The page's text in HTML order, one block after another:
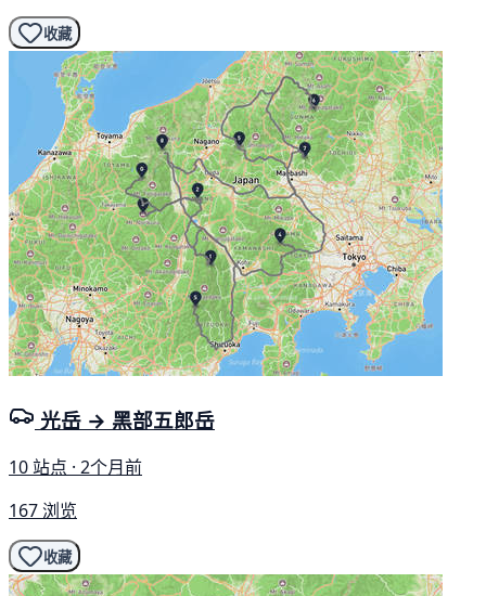
收藏
光岳 → 黑部五郎岳
10 站点 · 2个月前
167 浏览
收藏